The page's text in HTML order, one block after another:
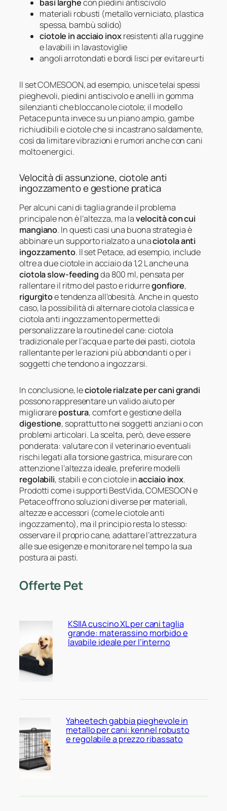
basi larghecon piedini antiscivolo
materiali robusti (metallo verniciato, plastica
spessa, bambù solido)
ciotole in acciaio inoxresistenti alla ruggine
e lavabili in lavastoviglie
angoli arrotondati e bordi lisci per evitare urti
Il set COMESOON, ad esempio, unisce telai spessi
pieghevoli, piedini antiscivolo e anelli in gomma
silenzianti che bloccano le ciotole; il modello
Petace punta invece su un piano ampio, gambe
richiudibili e ciotole che si incastrano saldamente,
così da limitare vibrazioni e rumori anche con cani
molto energici.
Velocità di assunzione, ciotole anti
ingozzamento e gestione pratica
Per alcuni cani di taglia grande il problema
principale non è l’altezza, ma lavelocità con cui
mangiano. In questi casi una buona strategia è
abbinare un supporto rialzato a unaciotola anti
ingozzamento. Il set Petace, ad esempio, include
oltre a due ciotole in acciaio da 1,2 L anche una
ciotola slow-feedingda 800 ml, pensata per
rallentare il ritmo del pasto e ridurregonfiore,
rigurgitoe tendenza all’obesità. Anche in questo
caso, la possibilità di alternare ciotola classica e
ciotola anti ingozzamento permette di
personalizzare la routine del cane: ciotola
tradizionale per l’acqua e parte dei pasti, ciotola
rallentante per le razioni più abbondanti o per i
soggetti che tendono a ingozzarsi.
In conclusione, leciotole rialzate per cani grandi
possono rappresentare un valido aiuto per
migliorarepostura, comfort e gestione della
digestione, soprattutto nei soggetti anziani o con
problemi articolari. La scelta, però, deve essere
ponderata: valutare con il veterinario eventuali
rischi legati alla torsione gastrica, misurare con
attenzione l’altezza ideale, preferire modelli
regolabili, stabili e con ciotole inacciaio inox.
Prodotti come i supporti BestVida, COMESOON e
Petace offrono soluzioni diverse per materiali,
altezze e accessori (come le ciotole anti
ingozzamento), ma il principio resta lo stesso:
osservare il proprio cane, adattare l’attrezzatura
alle sue esigenze e monitorare nel tempo la sua
postura ai pasti.
Offerte Pet
KSIIA cuscino XL per cani taglia
grande: materassino morbido e
lavabile ideale per l’interno
Yaheetech gabbia pieghevole in
metallo per cani: kennel robusto
e regolabile a prezzo ribassato